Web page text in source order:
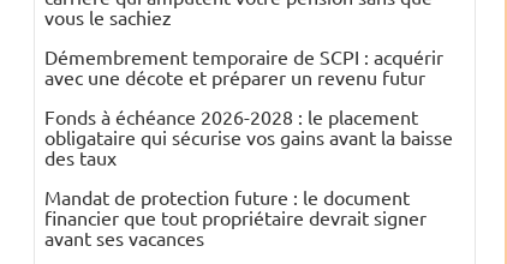
vous le sachiez
Démembrement temporaire de SCPI : acquérir
avec une décote et préparer un revenu futur
Fonds à échéance 2026-2028 : le placement
obligataire qui sécurise vos gains avant la baisse
des taux
Mandat de protection future : le document
financier que tout propriétaire devrait signer
avant ses vacances